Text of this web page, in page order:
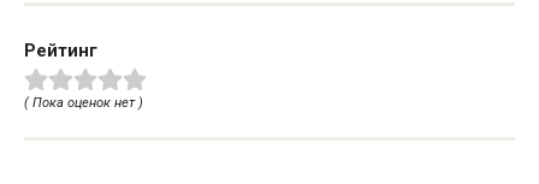
Рейтинг
( Пока оценок нет )